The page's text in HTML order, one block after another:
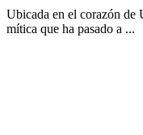
Ubicada en el corazón de
mítica que ha pasado a ...